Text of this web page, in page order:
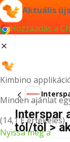
Aktuális
Hozzáadás a
Kimbino
Minden ajánlat
(14,1 E értékelés)
Nyissa meg a
Interspar
tól/töl >